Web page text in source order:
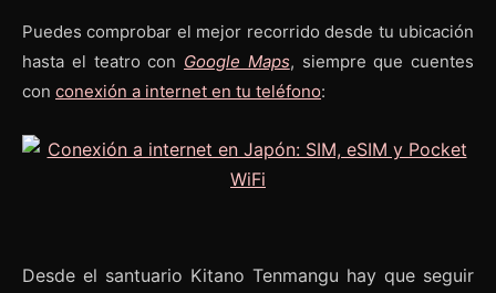
Puedes comprobar el mejor recorrido desde tu ubicación
hasta el teatro con Google Maps, siempre que cuentes
con conexión a internet en tu teléfono:
Desde el santuario Kitano Tenmangu hay que seguir